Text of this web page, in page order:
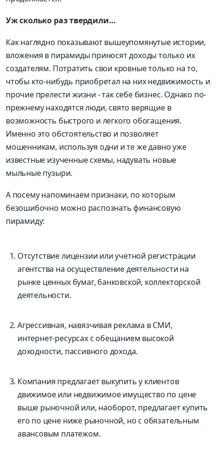
Уж сколько раз твердили…
Как наглядно показывают вышеупомянутые истории,
вложения в пирамиды приносят доходы только их
создателям. Потратить свои кровные только на то,
чтобы кто-нибудь приобретал на них недвижимость и
прочие прелести жизни - так себе бизнес. Однако по-
прежнему находятся люди, свято верящие в
возможность быстрого и легкого обогащения.
Именно это обстоятельство и позволяет
мошенникам, используя одни и те же давно уже
известные изученные схемы, надувать новые
мыльные пузыри.
А посему напоминаем признаки, по которым
безошибочно можно распознать финансовую
пирамиду:
Отсутствие лицензии или учетной регистрации
агентства на осуществление деятельности на
рынке ценных бумаг, банковской, коллекторской
деятельности.
Агрессивная, навязчивая реклама в СМИ,
интернет-ресурсах с обещанием высокой
доходности, пассивного дохода.
Компания предлагает выкупить у клиентов
движимое или недвижимое имущество по цене
выше рыночной или, наоборот, предлагает купить
его по цене ниже рыночной, но с обязательным
авансовым платежом.